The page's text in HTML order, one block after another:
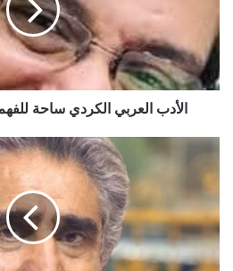
الأدب العربي الكردي ساحة